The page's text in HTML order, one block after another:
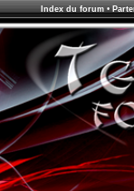
Index du forum•